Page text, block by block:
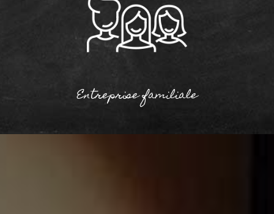
Entreprise familiale